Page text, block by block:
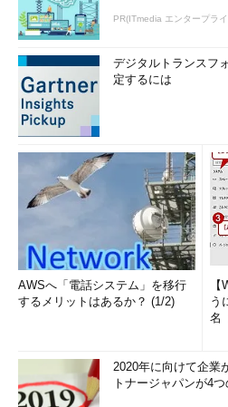
PR(ITmedia エンタープラ
デジタルトランスフ
定するには
AWSへ「電話システム」を移行
するメリットはあるか？ (1/2)
う
名
2020年に向けて企業
トナージャパンが4